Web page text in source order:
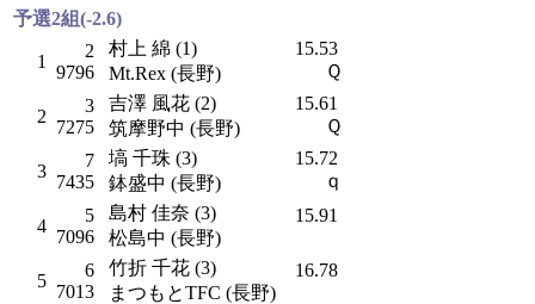
予選2組(-2.6)
1
2
9796
村上 綿 (1)
Mt.Rex (長野)
15.53
Ｑ
2
3
7275
吉澤 風花 (2)
筑摩野中 (長野)
15.61
Ｑ
3
7
7435
塙 千珠 (3)
鉢盛中 (長野)
15.72
ｑ
4
5
7096
島村 佳奈 (3)
松島中 (長野)
15.91
5
6
7013
竹折 千花 (3)
まつもとTFC (長野)
16.78